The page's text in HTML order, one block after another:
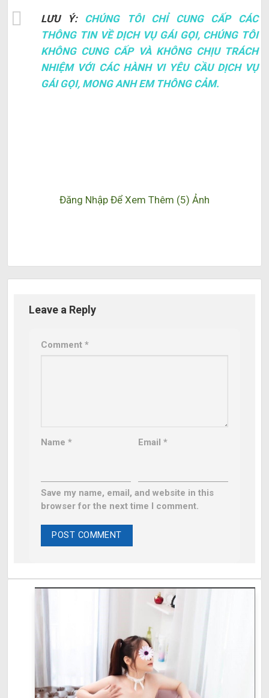
LƯU Ý: CHÚNG TÔI CHỈ CUNG CẤP CÁC
THÔNG TIN VỀ DỊCH VỤ GÁI GỌI, CHÚNG TÔI
KHÔNG CUNG CẤP VÀ KHÔNG CHỊU TRÁCH
NHIỆM VỚI CÁC HÀNH VI YÊU CẦU DỊCH VỤ
GÁI GỌI, MONG ANH EM THÔNG CẢM.
Đăng Nhập Để Xem Thêm (5) Ảnh
Leave a Reply
Comment *
Name * Email*
Save my name, email, and website in this
browser for the next time I comment.